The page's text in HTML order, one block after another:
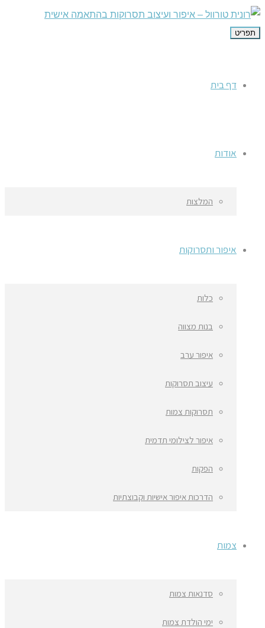
תפריט
דף בית
אודות
המלצות
איפור ותסרוקות
כלות
בנות מצווה
איפור ערב
עיצוב תסרוקות
תסרוקות צמות
איפור לצילומי תדמית
הפקות
הדרכות איפור אישיות וקבוצתיות
צמות
סדנאות צמות
ימי הולדת צמות